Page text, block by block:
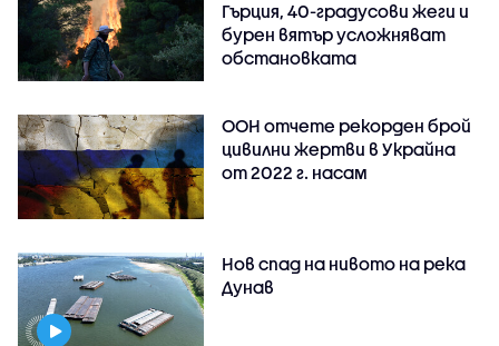
Гърция, 40-градусови жеги и
бурен вятър усложняват
обстановката
ООН отчете рекорден брой
цивилни жертви в Украйна
от 2022 г. насам
Нов спад на нивото на река
Дунав